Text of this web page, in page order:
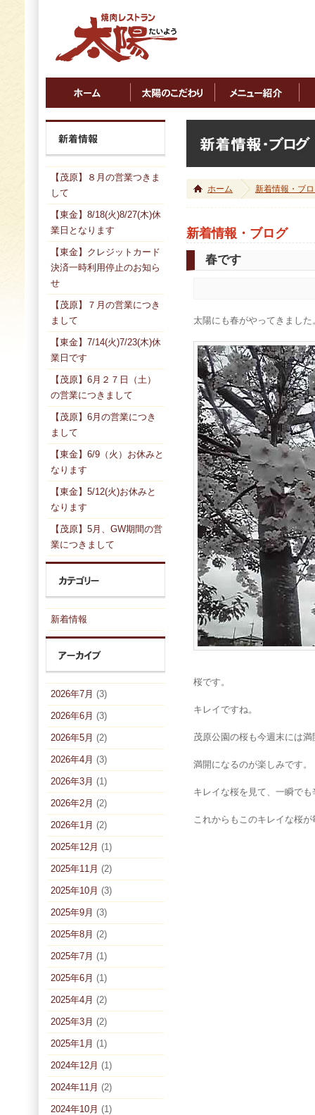
ホーム 新着情報・ブ
新着情報・ブログ
春です
太陽にも春がやってきました
桜です。
キレイですね。
茂原公園の桜も今週末には
満開になるのが楽しみです。
キレイな桜を見て、一瞬で
これからもこのキレイな桜
【茂原】８月の営業つきま
して
【東金】8/18(火)8/27(木)休
業日となります
【東金】クレジットカード
決済一時利用停止のお知ら
せ
【茂原】７月の営業につき
まして
【東金】7/14(火)7/23(木)休
業日です
【茂原】6月２７日（土）
の営業につきまして
【茂原】6月の営業につき
まして
【東金】6/9（火）お休みと
なります
【東金】5/12(火)お休みと
なります
【茂原】5月、GW期間の営
業につきまして
新着情報
2026年7月 (3)
2026年6月 (3)
2026年5月 (2)
2026年4月 (3)
2026年3月 (1)
2026年2月 (2)
2026年1月 (2)
2025年12月 (1)
2025年11月 (2)
2025年10月 (3)
2025年9月 (3)
2025年8月 (2)
2025年7月 (1)
2025年6月 (1)
2025年4月 (2)
2025年3月 (2)
2025年1月 (1)
2024年12月 (1)
2024年11月 (2)
2024年10月 (1)